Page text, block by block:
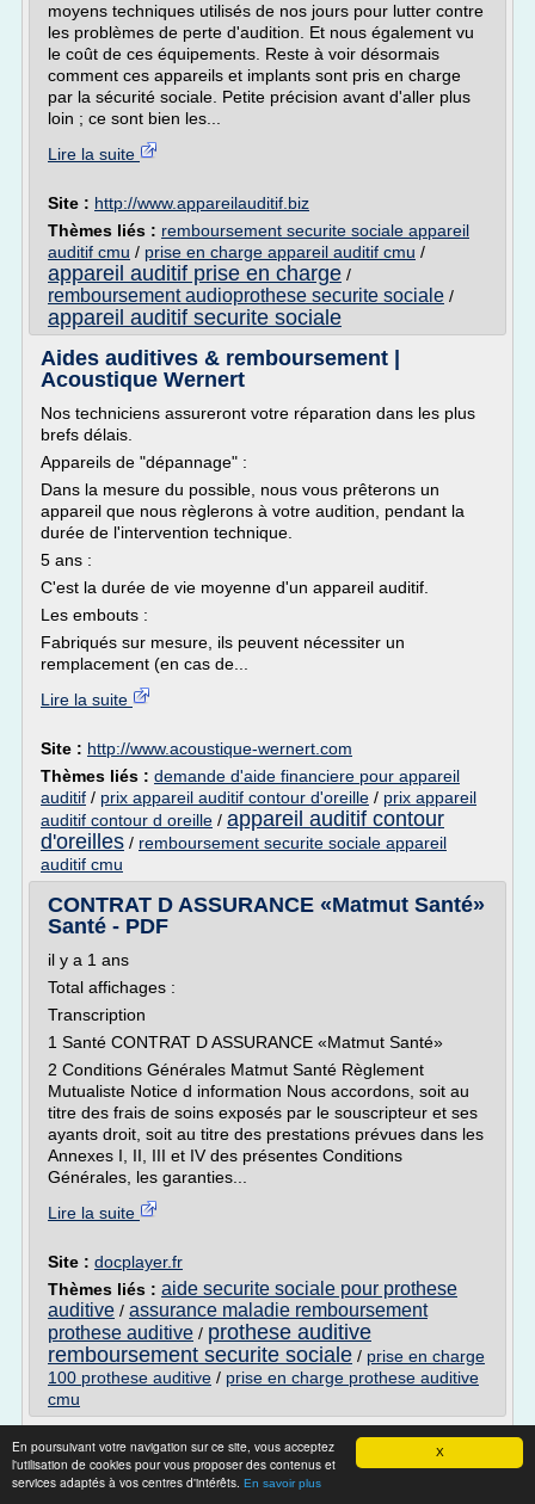
X
En poursuivant votre navigation sur ce site, vous acceptez
l'utilisation de cookies pour vous proposer des contenus et
services adaptés à vos centres d'intérêts. En savoir plus
moyens techniques utilisés de nos jours pour lutter contre
les problèmes de perte d'audition. Et nous également vu
le coût de ces équipements. Reste à voir désormais
comment ces appareils et implants sont pris en charge
par la sécurité sociale. Petite précision avant d'aller plus
loin ; ce sont bien les...
Lire la suite
Site : http://www.appareilauditif.biz
Thèmes liés : remboursement securite sociale appareil
auditif cmu / prise en charge appareil auditif cmu /
appareil auditif prise en charge /
remboursement audioprothese securite sociale /
appareil auditif securite sociale
Aides auditives & remboursement |
Acoustique Wernert
Nos techniciens assureront votre réparation dans les plus
brefs délais.
Appareils de "dépannage" :
Dans la mesure du possible, nous vous prêterons un
appareil que nous règlerons à votre audition, pendant la
durée de l'intervention technique.
5 ans :
C'est la durée de vie moyenne d'un appareil auditif.
Les embouts :
Fabriqués sur mesure, ils peuvent nécessiter un
remplacement (en cas de...
Lire la suite
Site : http://www.acoustique-wernert.com
Thèmes liés : demande d'aide financiere pour appareil
auditif / prix appareil auditif contour d'oreille / prix appareil
auditif contour d oreille / appareil auditif contour
d'oreilles / remboursement securite sociale appareil
auditif cmu
CONTRAT D ASSURANCE «Matmut Santé»
Santé - PDF
il y a 1 ans
Total affichages :
Transcription
1 Santé CONTRAT D ASSURANCE «Matmut Santé»
2 Conditions Générales Matmut Santé Règlement
Mutualiste Notice d information Nous accordons, soit au
titre des frais de soins exposés par le souscripteur et ses
ayants droit, soit au titre des prestations prévues dans les
Annexes I, II, III et IV des présentes Conditions
Générales, les garanties...
Lire la suite
Site : docplayer.fr
Thèmes liés : aide securite sociale pour prothese
auditive / assurance maladie remboursement
prothese auditive / prothese auditive
remboursement securite sociale / prise en charge
100 prothese auditive / prise en charge prothese auditive
cmu
Audioprothèses, à quel prix et quelle prise
en charge ...
Le point sur la prise en charge et les aides possibles.